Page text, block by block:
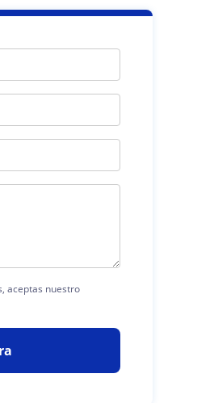
aceptas nuestro